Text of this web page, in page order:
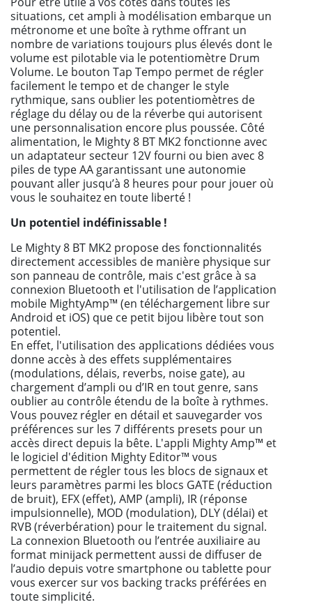
situations, cet ampli à modélisation embarque un
métronome et une boîte à rythme offrant un
nombre de variations toujours plus élevés dont le
volume est pilotable via le potentiomètre Drum
Volume. Le bouton Tap Tempo permet de régler
facilement le tempo et de changer le style
rythmique, sans oublier les potentiomètres de
réglage du délay ou de la réverbe qui autorisent
une personnalisation encore plus poussée. Côté
alimentation, le Mighty 8 BT MK2 fonctionne avec
un adaptateur secteur 12V fourni ou bien avec 8
piles de type AA garantissant une autonomie
pouvant aller jusqu’à 8 heures pour pour jouer où
vous le souhaitez en toute liberté !
Un potentiel indéfinissable !
Le Mighty 8 BT MK2 propose des fonctionnalités
directement accessibles de manière physique sur
son panneau de contrôle, mais c'est grâce à sa
connexion Bluetooth et l'utilisation de l’application
mobile MightyAmp™ (en téléchargement libre sur
Android et iOS) que ce petit bijou libère tout son
potentiel.
En effet, l'utilisation des applications dédiées vous
donne accès à des effets supplémentaires
(modulations, délais, reverbs, noise gate), au
chargement d’ampli ou d’IR en tout genre, sans
oublier au contrôle étendu de la boîte à rythmes.
Vous pouvez régler en détail et sauvegarder vos
préférences sur les 7 différents presets pour un
accès direct depuis la bête. L'appli Mighty Amp™ et
le logiciel d'édition Mighty Editor™ vous
permettent de régler tous les blocs de signaux et
leurs paramètres parmi les blocs GATE (réduction
de bruit), EFX (effet), AMP (ampli), IR (réponse
impulsionnelle), MOD (modulation), DLY (délai) et
RVB (réverbération) pour le traitement du signal.
La connexion Bluetooth ou l’entrée auxiliaire au
format minijack permettent aussi de diffuser de
l’audio depuis votre smartphone ou tablette pour
vous exercer sur vos backing tracks préférées en
toute simplicité.